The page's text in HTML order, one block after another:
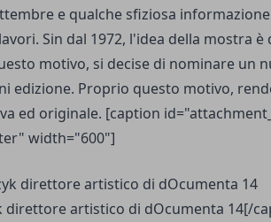
e qualche sfiziosa
Sin dal 1972, l'idea della mostra
motivo, si decise di nominare un
edizione. Proprio questo motivo,
ed originale. [caption
width="600"]
direttore artistico di dOcumenta 14[/